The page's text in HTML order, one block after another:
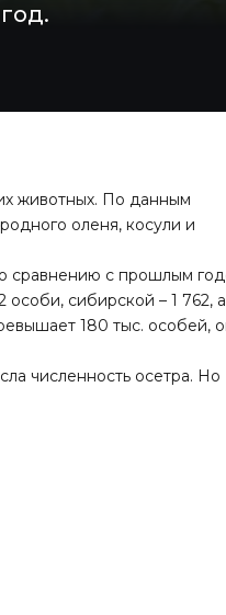
животных. По данным
оленя, косули и
сравнению с прошлым
особи, сибирской – 1 762, а
180 тыс. особей,
численность осетра. Но